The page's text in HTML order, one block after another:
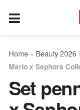
Home » Beauty 2026
Mario x Sephora
Set